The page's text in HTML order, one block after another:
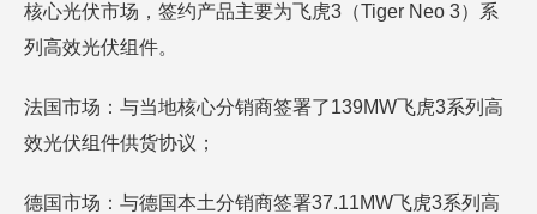
核心光伏市场，签约产品主要为飞虎3（Tiger Neo 3）系
列高效光伏组件。
法国市场：与当地核心分销商签署了139MW飞虎3系列高
效光伏组件供货协议；
德国市场：与德国本土分销商签署37.11MW飞虎3系列高